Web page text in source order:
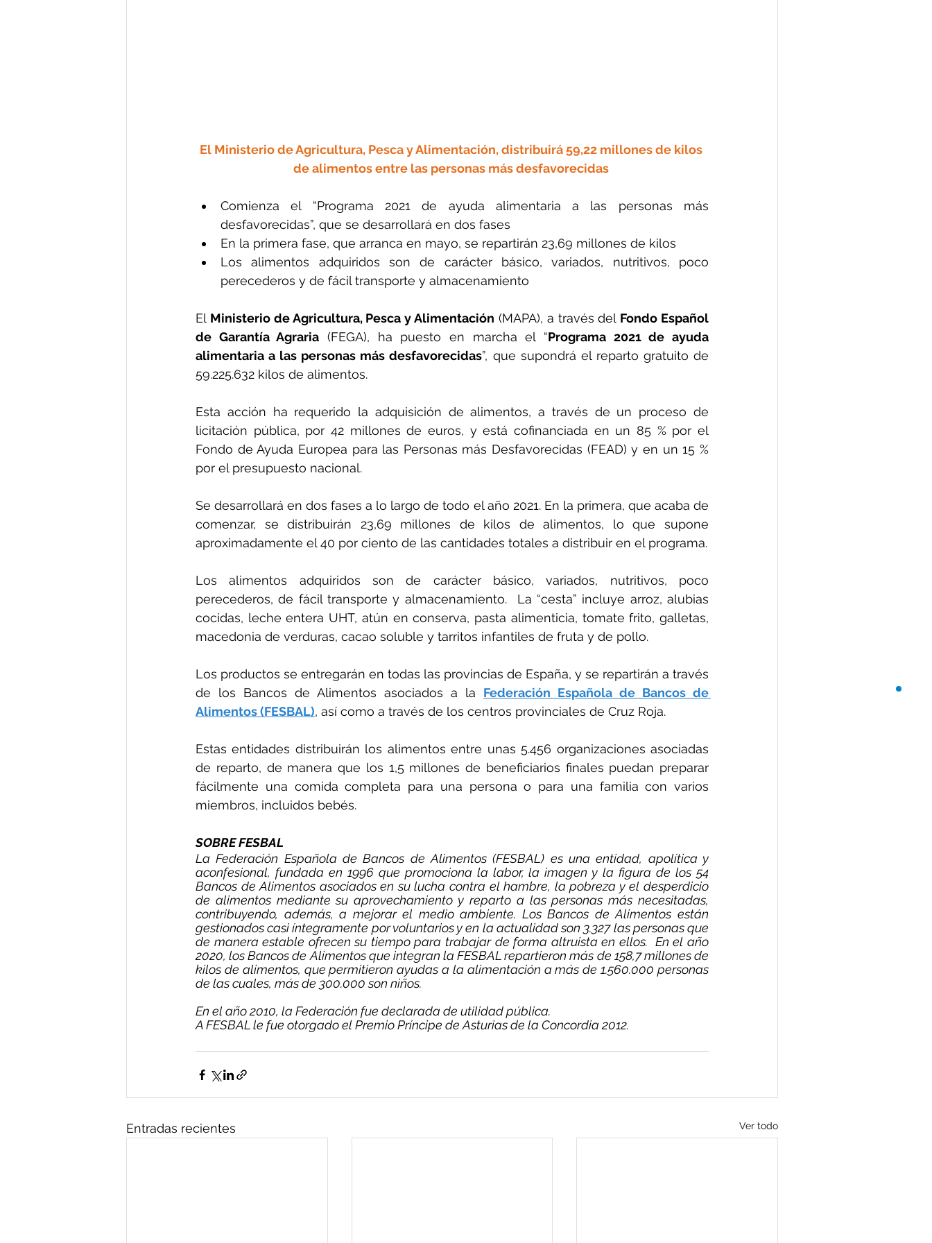
El Ministerio de Agricultura, Pesca y Alimentación, distribuirá 59,22 millones de kilos
de alimentos entre las personas más desfavorecidas
Comienza el “Programa 2021 de ayuda alimentaria a las personas más
desfavorecidas”, que se desarrollará en dos fases
En la primera fase, que arranca en mayo, se repartirán 23,69 millones de kilos
Los alimentos adquiridos son de carácter básico, variados, nutritivos, poco
perecederos y de fácil transporte y almacenamiento
El Ministerio de Agricultura, Pesca y Alimentación (MAPA), a través del Fondo Español
de Garantía Agraria (FEGA), ha puesto en marcha el “Programa 2021 de ayuda
alimentaria a las personas más desfavorecidas”, que supondrá el reparto gratuito de
59.225.632 kilos de alimentos.
Esta acción ha requerido la adquisición de alimentos, a través de un proceso de
licitación pública, por 42 millones de euros, y está cofinanciada en un 85 % por el
Fondo de Ayuda Europea para las Personas más Desfavorecidas (FEAD) y en un 15 %
por el presupuesto nacional.
Se desarrollará en dos fases a lo largo de todo el año 2021. En la primera, que acaba de
comenzar, se distribuirán 23,69 millones de kilos de alimentos, lo que supone
aproximadamente el 40 por ciento de las cantidades totales a distribuir en el programa.
Los alimentos adquiridos son de carácter básico, variados, nutritivos, poco
perecederos, de fácil transporte y almacenamiento.  La “cesta” incluye arroz, alubias
cocidas, leche entera UHT, atún en conserva, pasta alimenticia, tomate frito, galletas,
macedonia de verduras, cacao soluble y tarritos infantiles de fruta y de pollo.
Los productos se entregarán en todas las provincias de España, y se repartirán a través
de los Bancos de Alimentos asociados a la Federación Española de Bancos de
Alimentos (FESBAL), así como a través de los centros provinciales de Cruz Roja.
Estas entidades distribuirán los alimentos entre unas 5.456 organizaciones asociadas
de reparto, de manera que los 1,5 millones de beneficiarios finales puedan preparar
fácilmente una comida completa para una persona o para una familia con varios
miembros, incluidos bebés.
SOBRE FESBAL
La Federación Española de Bancos de Alimentos (FESBAL) es una entidad, apolítica y
aconfesional, fundada en 1996 que promociona la labor, la imagen y la figura de los 54
Bancos de Alimentos asociados en su lucha contra el hambre, la pobreza y el desperdicio
de alimentos mediante su aprovechamiento y reparto a las personas más necesitadas,
contribuyendo, además, a mejorar el medio ambiente. Los Bancos de Alimentos están
gestionados casi íntegramente por voluntarios y en la actualidad son 3.327 las personas que
de manera estable ofrecen su tiempo para trabajar de forma altruista en ellos.  En el año
2020, los Bancos de Alimentos que integran la FESBAL repartieron más de 158,7 millones de
kilos de alimentos, que permitieron ayudas a la alimentación a más de 1.560.000 personas
de las cuales, más de 300.000 son niños.
En el año 2010, la Federación fue declarada de utilidad pública.
A FESBAL le fue otorgado el Premio Príncipe de Asturias de la Concordia 2012.
Entradas recientes Ver todo